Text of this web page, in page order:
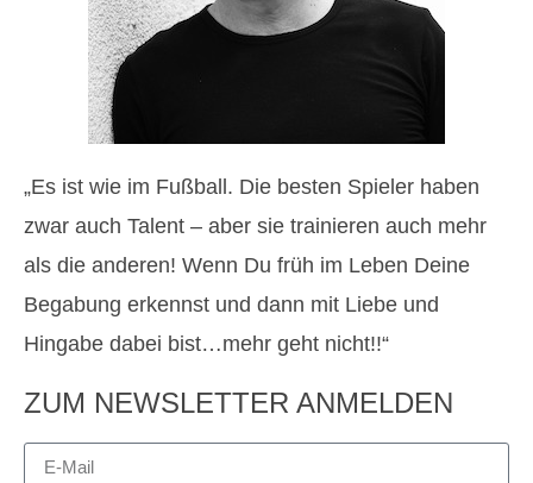
„Es ist wie im Fußball. Die besten Spieler haben
zwar auch Talent – aber sie trainieren auch mehr
als die anderen! Wenn Du früh im Leben Deine
Begabung erkennst und dann mit Liebe und
Hingabe dabei bist…mehr geht nicht!!“
ZUM NEWSLETTER ANMELDEN